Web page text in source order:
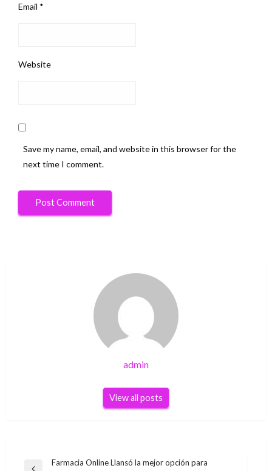
Email *
Website
Save my name, email, and website in this browser for the
next time I comment.
admin
View all posts
Post
Farmacia Online Llansó la mejor opción para